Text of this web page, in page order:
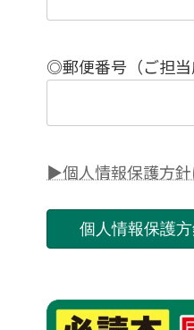
◎郵便番号（ご担当
▶個人情報保護方針